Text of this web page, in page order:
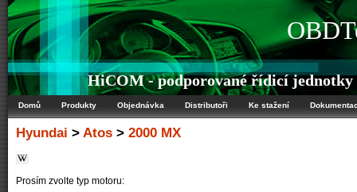
HiCOM - podporované řídicí
Domů Produkty Objednávka Distributoři Ke stažení
Hyundai > Atos > 2000 MX
Prosím zvolte typ motoru: